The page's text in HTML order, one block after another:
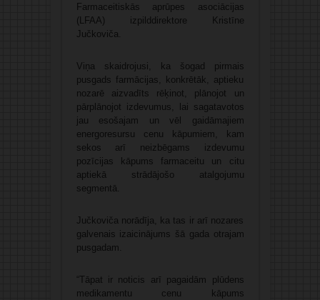
Farmaceitiskās aprūpes asociācijas
(LFAA) izpilddirektore Kristīne
Jučkoviča.
Viņa skaidrojusi, ka šogad pirmais
pusgads farmācijas, konkrētāk, aptieku
nozarē aizvadīts rēķinot, plānojot un
pārplānojot izdevumus, lai sagatavotos
jau esošajam un vēl gaidāmajiem
energoresursu cenu kāpumiem, kam
sekos arī neizbēgams izdevumu
pozīcijas kāpums farmaceitu un citu
aptiekā strādājošo atalgojumu
segmentā.
Jučkoviča norādīja, ka tas ir arī nozares
galvenais izaicinājums šā gada otrajam
pusgadam.
“Tāpat ir noticis arī pagaidām plūdens
medikamentu cenu kāpums